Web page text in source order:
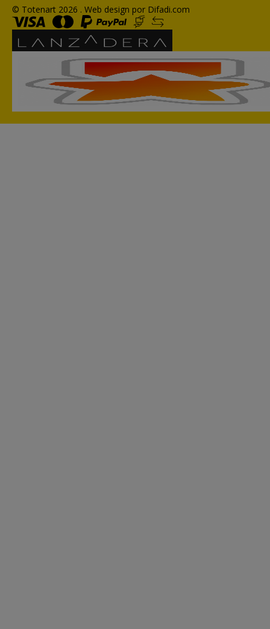
© Totenart 2026 . Web design por Difadi.com